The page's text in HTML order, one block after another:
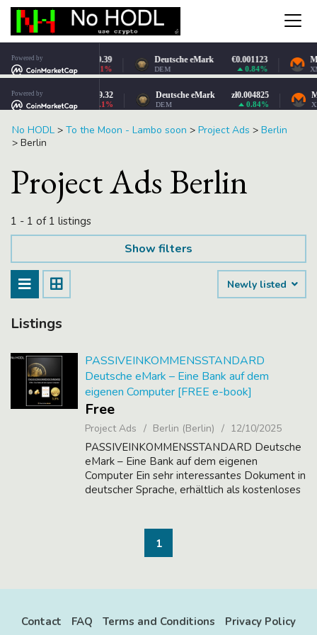
No HODL > To the Moon - Lambo soon > Project Ads > Berlin
> Berlin
Project Ads Berlin
1 - 1 of 1 listings
Show filters
Newly listed
Listings
PASSIVEINKOMMENSSTANDARD
Deutsche eMark – Eine Bank auf dem
eigenen Computer [FREE e-book]
Free
Project Ads Berlin (Berlin) 12/10/2025
PASSIVEINKOMMENSSTANDARD Deutsche
eMark – Eine Bank auf dem eigenen
Computer Ein sehr interessantes Dokument in
deutscher Sprache, erhältlich als kostenloses
1
Contact FAQ Terms and Conditions Privacy Policy